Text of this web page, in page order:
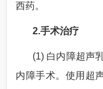
西药。
2.手术治疗
(1) 白内障超声
内障手术。使用超